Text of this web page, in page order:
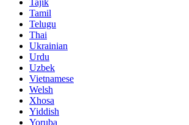
Tajik
Tamil
Telugu
Thai
Ukrainian
Urdu
Uzbek
Vietnamese
Welsh
Xhosa
Yiddish
Yoruba